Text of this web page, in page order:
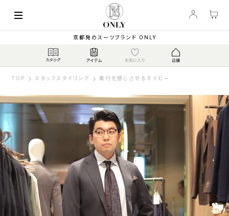
京都発のスーツブランド ONLY
TOP スタッフスタイリング 奥行を感じさせるネイビー